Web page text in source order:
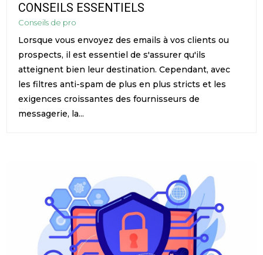
CONSEILS ESSENTIELS
Conseils de pro
Lorsque vous envoyez des emails à vos clients ou
prospects, il est essentiel de s'assurer qu'ils
atteignent bien leur destination. Cependant, avec
les filtres anti-spam de plus en plus stricts et les
exigences croissantes des fournisseurs de
messagerie, la...